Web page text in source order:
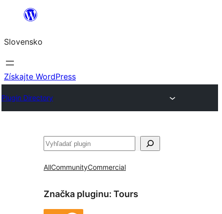
Prejsť
obsah
Slovensko
Získajte WordPress
Plugin Directory
Hľadať
AllCommunityCommercial
Značka pluginu: Tours